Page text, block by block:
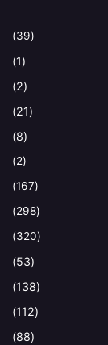
(39)
(1)
(2)
(21)
(8)
(2)
(167)
(298)
(320)
(53)
(138)
(112)
(88)